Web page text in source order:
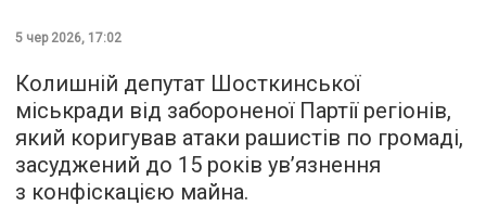
5 чер 2026, 17:02
Колишній депутат Шосткинської
міськради від забороненої Партії регіонів,
який коригував атаки рашистів по громаді,
засуджений до 15 років ув’язнення
з конфіскацією майна.